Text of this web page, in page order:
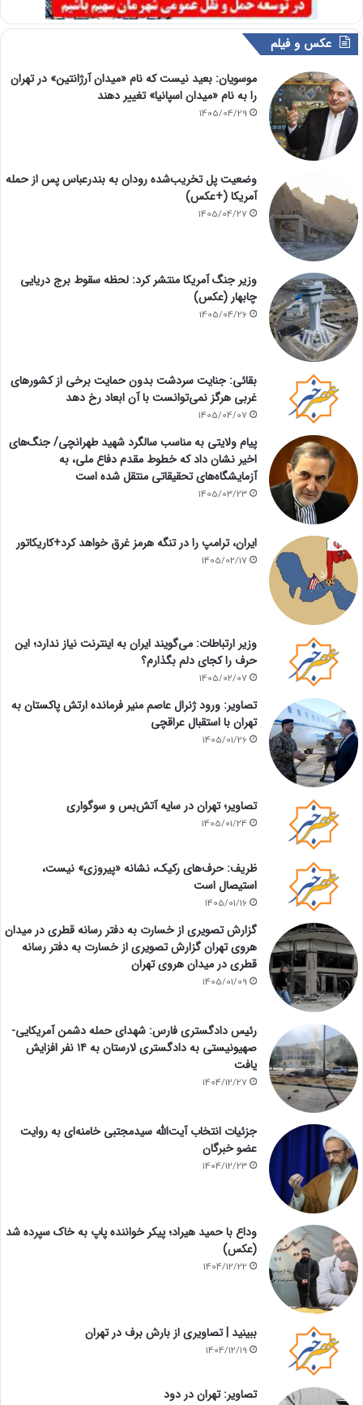
عکس و فیلم
موسویان: بعید نیست که نام «میدان آرژانتین» در تهران
را به نام «میدان اسپانیا» تغییر دهند
1405/04/29
وضعیت پل تخریب‌شده رودان به بندرعباس پس از حمله
آمریکا (+عکس)
1405/04/27
وزیر جنگ آمریکا منتشر کرد: لحظه سقوط برج دریایی
چابهار (عکس)
1405/04/26
بقائی: جنایت سردشت بدون حمایت برخی از کشورهای
غربی هرگز نمی‌توانست با آن ابعاد رخ دهد
1405/04/07
پیام ولایتی به مناسب سالگرد شهید طهرانچی/ جنگ‌های
اخیر نشان داد که خطوط مقدم دفاع ملی، به
آزمایشگاه‌های تحقیقاتی منتقل شده است
1405/03/23
ایران، ترامپ را در تنگه هرمز غرق خواهد کرد+کاریکاتور
1405/02/17
وزیر ارتباطات: می‌گویند ایران به اینترنت نیاز ندارد؛ این
حرف را کجای دلم بگذارم؟
1405/02/07
تصاویر: ورود ژنرال عاصم منیر فرمانده ارتش پاکستان به
تهران با استقبال عراقچی
1405/01/26
تصاویر؛ تهران در سایه آتش‌بس و سوگواری
1405/01/24
ظریف: حرف‌های رکیک، نشانه «پیروزی» نیست،
استیصال است
1405/01/16
گزارش تصویری از خسارت به دفتر رسانه قطری در میدان
هروی تهران گزارش تصویری از خسارت به دفتر رسانه
قطری در میدان هروی تهران
1405/01/09
رئیس دادگستری فارس: شهدای حمله دشمن آمریکایی-
صهیونیستی به دادگستری لارستان به ۱۴ نفر افزایش
یافت
1404/12/27
جزئیات انتخاب آیت‌الله سیدمجتبی خامنه‌ای به روایت
عضو خبرگان
1404/12/23
وداع با حمید هیراد؛ پیکر خواننده پاپ به خاک سپرده شد
(عکس)
1404/12/22
ببینید | تصاویری از بارش برف در تهران
1404/12/19
تصاویر: تهران در دود